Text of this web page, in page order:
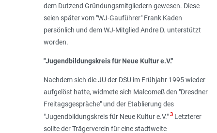
dem Dutzend Gründungsmitgliedern gewesen. Diese
seien später vom "WJ-Gauführer" Frank Kaden
persönlich und dem WJ-Mitglied Andre D. unterstützt
worden.
"Jugendbildungskreis für Neue Kultur e.V."
Nachdem sich die JU der DSU im Frühjahr 1995 wieder
aufgelöst hatte, widmete sich Malcomeß den "Dresdner
Freitagsgespräche" und der Etablierung des
"Jugendbildungskreis für Neue Kultur e.V." 3Letzterer
sollte der Trägerverein für eine stadtweite